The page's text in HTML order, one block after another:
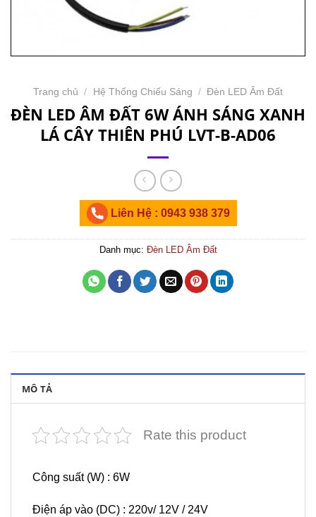
Trang chủ / Hệ Thống Chiếu Sáng / Đèn LED Âm Đất
ĐÈN LED ÂM ĐẤT 6W ÁNH SÁNG XANH
LÁ CÂY THIÊN PHÚ LVT-B-AD06
Liên Hệ : 0943 938 379
Danh mục: Đèn LED Âm Đất
MÔ TẢ
Rate this product
Công suất (W) : 6W
Điện áp vào (DC) : 220v/ 12V / 24V